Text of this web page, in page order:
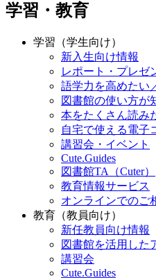
学習・教育
学習（学生向け）
新入生向け情報
レポート・プレゼ
語学力を高めたい
図書館の使い方が
本をたくさん読み
自宅で使える電子
講習会・イベント
Cute.Guides
図書館TA（Cuter）
教育情報サービス
オンラインでのご
教育（教員向け）
新任教員向け情報
図書館を活用した
講習会
Cute.Guides